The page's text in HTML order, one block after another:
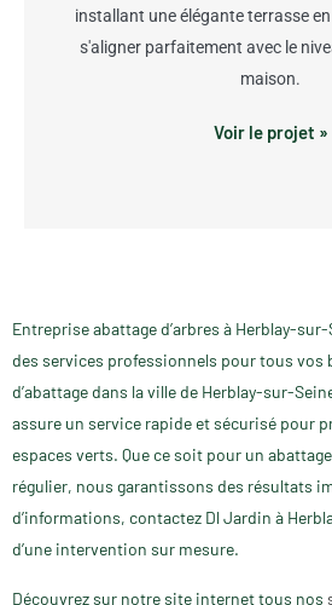
installant une élégante terrasse
s'aligner parfaitement avec le
maison.
Voir le projet »
Entreprise abattage d’arbres à Herblay-
des services professionnels pour tous vos
d’abattage dans la ville de Herblay-sur-
assure un service rapide et sécurisé pour
espaces verts. Que ce soit pour un
régulier, nous garantissons des résultats
d’informations, contactez Dl Jardin à
d’une intervention sur mesure.
Découvrez sur notre site internet tous nos